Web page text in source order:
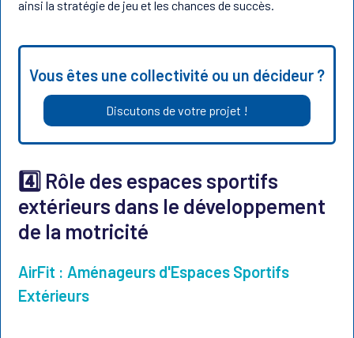
ainsi la stratégie de jeu et les chances de succès.
Vous êtes une collectivité ou un décideur ?
Discutons de votre projet !
4️⃣ Rôle des espaces sportifs
extérieurs dans le développement
de la motricité
AirFit : Aménageurs d'Espaces Sportifs
Extérieurs